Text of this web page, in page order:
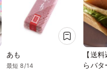
あも
最短 8/14
【送
らバタ